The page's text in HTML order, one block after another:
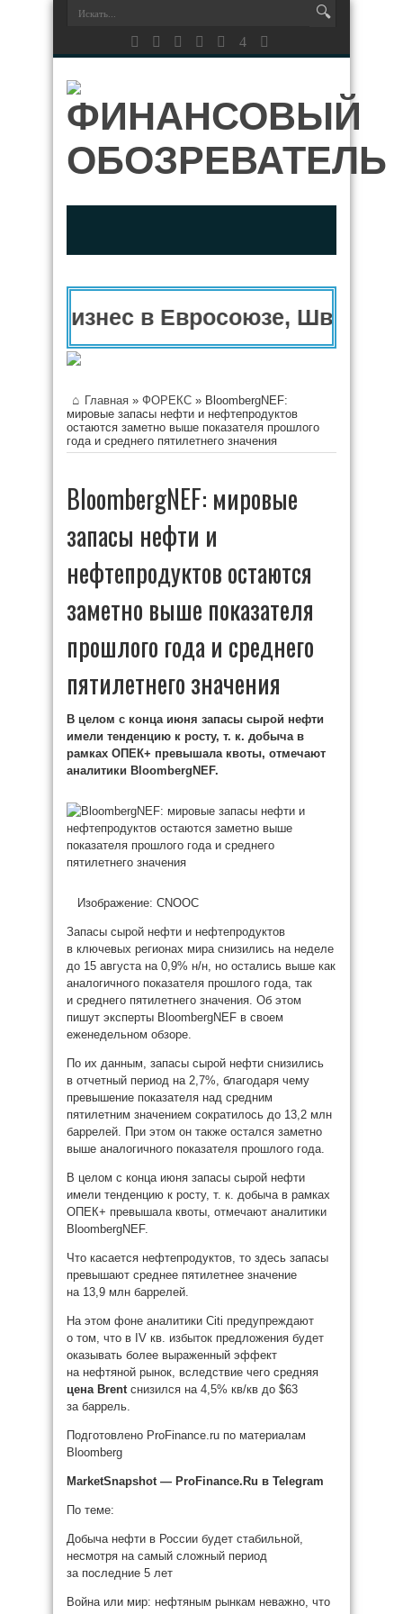
Бизнес в Евросоюзе,
Главная » ФОРЕКС » BloombergNEF:
мировые запасы нефти и нефтепродуктов
остаются заметно выше показателя прошлого
года и среднего пятилетнего значения
BloombergNEF: мировые
запасы нефти и
нефтепродуктов остаются
заметно выше показателя
прошлого года и среднего
пятилетнего значения
В целом с конца июня запасы сырой нефти
имели тенденцию к росту, т. к. добыча в
рамках ОПЕК+ превышала квоты, отмечают
аналитики BloombergNEF.
Изображение: CNOOC
Запасы сырой нефти и нефтепродуктов
в ключевых регионах мира снизились на неделе
до 15 августа на 0,9% н/н, но остались выше как
аналогичного показателя прошлого года, так
и среднего пятилетнего значения. Об этом
пишут эксперты BloombergNEF в своем
еженедельном обзоре.
По их данным, запасы сырой нефти снизились
в отчетный период на 2,7%, благодаря чему
превышение показателя над средним
пятилетним значением сократилось до 13,2 млн
баррелей. При этом он также остался заметно
выше аналогичного показателя прошлого года.
В целом с конца июня запасы сырой нефти
имели тенденцию к росту, т. к. добыча в рамках
ОПЕК+ превышала квоты, отмечают аналитики
BloombergNEF.
Что касается нефтепродуктов, то здесь запасы
превышают среднее пятилетнее значение
на 13,9 млн баррелей.
На этом фоне аналитики Citi предупреждают
о том, что в IV кв. избыток предложения будет
оказывать более выраженный эффект
на нефтяной рынок, вследствие чего средняя
цена Brentснизился на 4,5% кв/кв до $63
за баррель.
Подготовлено ProFinance.ru по материалам
Bloomberg
MarketSnapshot — ProFinance.Ru в Telegram
По теме:
Добыча нефти в России будет стабильной,
несмотря на самый сложный период
за последние 5 лет
Война или мир: нефтяным рынкам неважно, что